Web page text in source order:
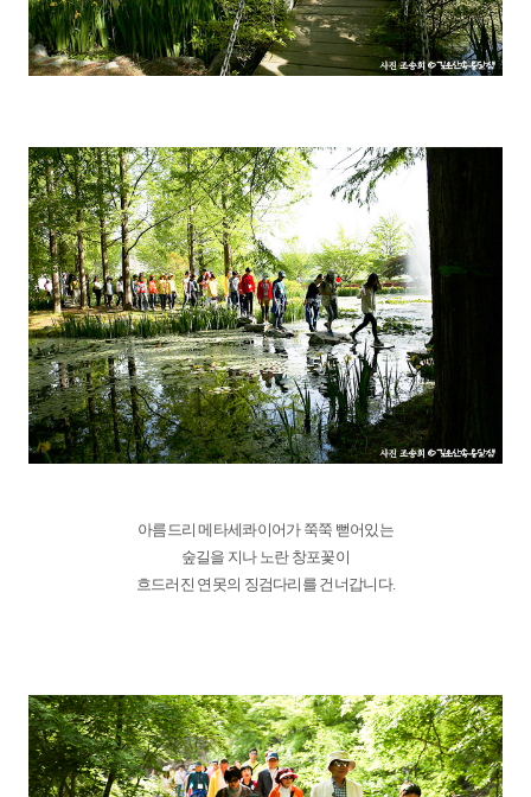
아름드리 메타세콰이어가 쭉쭉 뻗어있는
숲길을 지나 노란 창포꽃이
흐드러진 연못의 징검다리를 건너갑니다.